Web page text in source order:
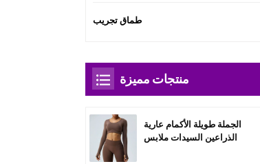
طماق تجريب
منتجات مميزة
الجملة طويلة الأكمام عارية
الذراعين السيدات ملابس